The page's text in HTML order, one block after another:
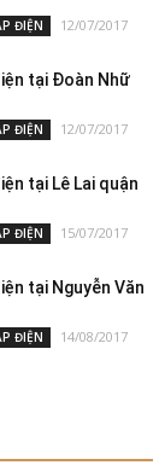
ĐIỆN 12/07/2017
tại Đoàn Nhữ
ĐIỆN 12/07/2017
tại Lê Lai quận
ĐIỆN 15/07/2017
tại Nguyễn Văn
ĐIỆN 14/08/2017